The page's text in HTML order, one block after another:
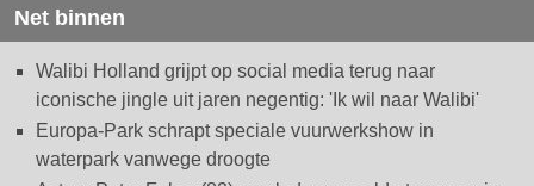
Net binnen
Walibi Holland grijpt op social media terug naar
iconische jingle uit jaren negentig: 'Ik wil naar Walibi'
Europa-Park schrapt speciale vuurwerkshow in
waterpark vanwege droogte